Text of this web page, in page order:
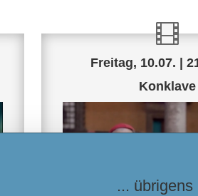
Freitag, 10.07. |
Konklave
... übrigens